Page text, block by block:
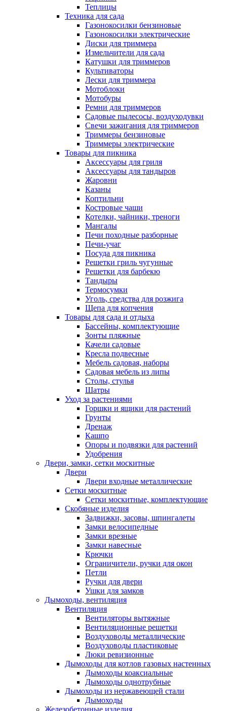
Теплицы
Техника для сада
Газонокосилки бензиновые
Газонокосилки электрические
Диски для триммера
Измельчители для сада
Катушки для триммеров
Культиваторы
Лески для триммера
Мотоблоки
Мотобуры
Ремни для триммеров
Садовые пылесосы, воздуходувки
Свечи зажигания для триммеров
Триммеры бензиновые
Триммеры электрические
Товары для пикника
Аксессуары для гриля
Аксессуары для тандыров
Жаровни
Казаны
Коптильни
Костровые чаши
Котелки, чайники, треноги
Мангалы
Печи походные разборные
Печи-учаг
Посуда для пикника
Решетки гриль чугунные
Решетки для барбекю
Тандыры
Термосумки
Уголь, средства для розжига
Щепа для копчения
Товары для сада и отдыха
Бассейны, комплектующие
Зонты пляжные
Качели садовые
Кресла подвесные
Мебель садовая, наборы
Садовая мебель из липы
Столы, стулья
Шатры
Уход за растениями
Горшки и ящики для растений
Грунты
Дренаж
Кашпо
Опоры и подвязки для растений
Удобрения
Двери, замки, сетки москитные
Двери
Двери входные металлические
Сетки москитные
Сетки москитные, комплектующие
Скобяные изделия
Задвижки, засовы, шпингалеты
Замки велосипедные
Замки врезные
Замки навесные
Крючки
Ограничители, ручки для окон
Петли
Ручки для двери
Ушки для замков
Дымоходы, вентиляция
Вентиляция
Вентиляторы вытяжные
Вентиляционные решетки
Воздуховоды металлические
Воздуховоды пластиковые
Люки ревизионные
Дымоходы для котлов газовых настенных
Дымоходы коаксиальные
Дымоходы однотрубные
Дымоходы из нержавеющей стали
Дымоходы
Железобетонные изделия